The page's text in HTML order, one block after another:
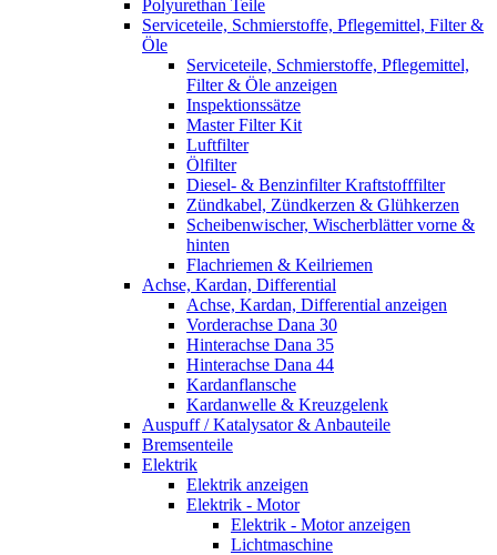
Polyurethan Teile
Serviceteile, Schmierstoffe, Pflegemittel, Filter &
Öle
Serviceteile, Schmierstoffe, Pflegemittel,
Filter & Öle anzeigen
Inspektionssätze
Master Filter Kit
Luftfilter
Ölfilter
Diesel- & Benzinfilter Kraftstofffilter
Zündkabel, Zündkerzen & Glühkerzen
Scheibenwischer, Wischerblätter vorne &
hinten
Flachriemen & Keilriemen
Achse, Kardan, Differential
Achse, Kardan, Differential anzeigen
Vorderachse Dana 30
Hinterachse Dana 35
Hinterachse Dana 44
Kardanflansche
Kardanwelle & Kreuzgelenk
Auspuff / Katalysator & Anbauteile
Bremsenteile
Elektrik
Elektrik anzeigen
Elektrik - Motor
Elektrik - Motor anzeigen
Lichtmaschine